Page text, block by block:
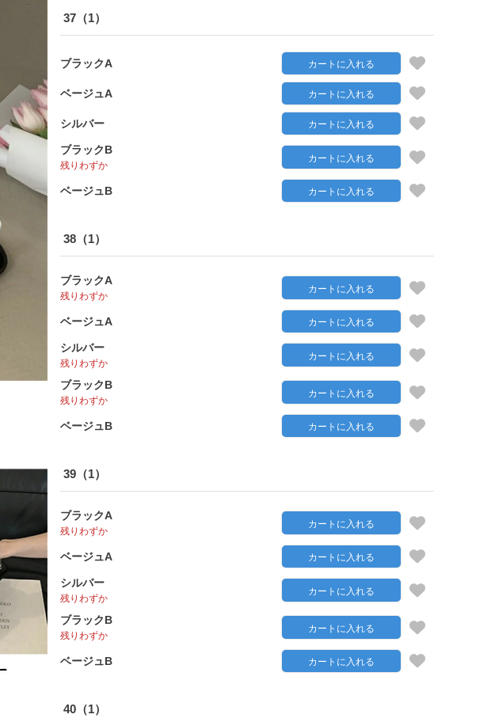
37（1）
ブラックA カートに入れる
ベージュA カートに入れる
シルバー カートに入れる
ブラックB
残りわずか
カートに入れる
ベージュB カートに入れる
38（1）
ブラックA
残りわずか
カートに入れる
ベージュA カートに入れる
シルバー
残りわずか
カートに入れる
ブラックB
残りわずか
カートに入れる
ベージュB カートに入れる
39（1）
ブラックA
残りわずか
カートに入れる
ベージュA カートに入れる
シルバー
残りわずか
カートに入れる
ブラックB
残りわずか
カートに入れる
ベージュB カートに入れる
40（1）